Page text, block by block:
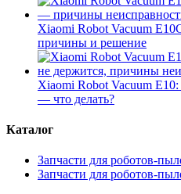
Xiaomi Robot Vacuum
причины и решение
Xiaomi Robot Vacuum
— что делать?
Каталог
Запчасти для роботов-
Запчасти для роботов-